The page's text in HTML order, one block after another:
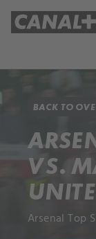
BACK TO
VS.
Arsenal Top